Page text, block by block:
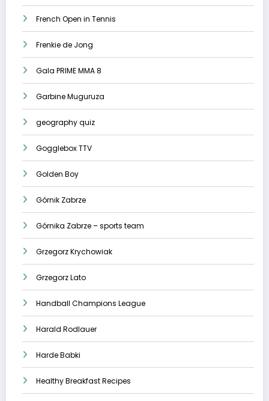
French Open in Tennis
Frenkie de Jong
Gala PRIME MMA 8
Garbine Muguruza
geography quiz
Gogglebox TTV
Golden Boy
Górnik Zabrze
Górnika Zabrze – sports team
Grzegorz Krychowiak
Grzegorz Lato
Handball Champions League
Harald Rodlauer
Harde Babki
Healthy Breakfast Recipes